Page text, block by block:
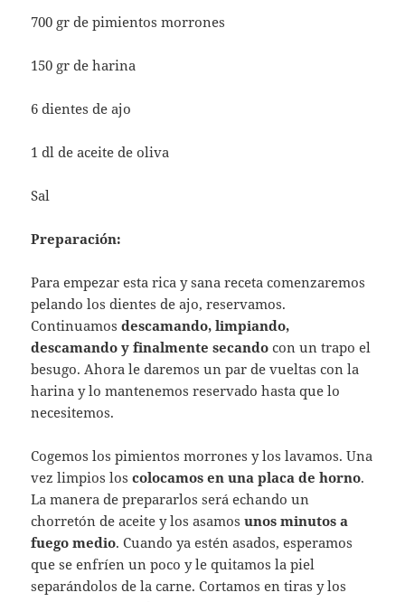
700 gr de pimientos morrones
150 gr de harina
6 dientes de ajo
1 dl de aceite de oliva
Sal
Preparación:
Para empezar esta rica y sana receta comenzaremos
pelando los dientes de ajo, reservamos.
Continuamosdescamando, limpiando,
descamando y finalmente secando con un trapo el
besugo. Ahora le daremos un par de vueltas con la
harina y lo mantenemos reservado hasta que lo
necesitemos.
Cogemos los pimientos morrones y los lavamos. Una
vez limpios loscolocamos en una placa de horno.
La manera de prepararlos será echando un
chorretón de aceite y los asamosunos minutos a
fuego medio. Cuando ya estén asados, esperamos
que se enfríen un poco y le quitamos la piel
separándolos de la carne. Cortamos en tiras y los